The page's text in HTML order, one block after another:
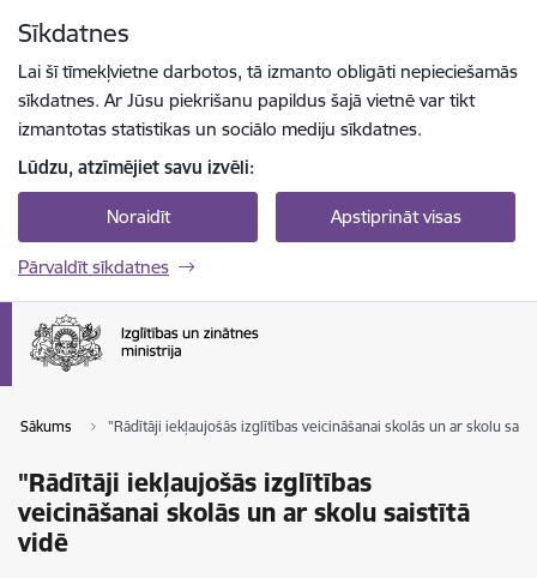
Sīkdatnes
Lai šī tīmekļvietne darbotos, tā izmanto obligāti nepieciešamās
sīkdatnes. Ar Jūsu piekrišanu papildus šajā vietnē var tikt
izmantotas statistikas un sociālo mediju sīkdatnes.
Lūdzu, atzīmējiet savu izvēli:
Noraidīt Apstiprināt visas
Pārvaldīt sīkdatnes
Sākums "Rādītāji iekļaujošās izglītības veicināšanai skolās un ar skolu
"Rādītāji iekļaujošās izglītības
veicināšanai skolās un ar skolu saistītā
vidē